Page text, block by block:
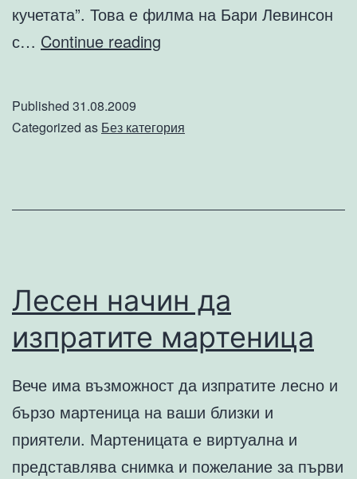
кучетата”. Това е филма на Бари Левинсон
с… Continue reading
Published 31.08.2009
Categorized as Без категория
Лесен начин да
изпратите мартеница
Вече има възможност да изпратите лесно и
бързо мартеница на ваши близки и
приятели. Мартеницата е виртуална и
представлява снимка и пожелание за първи